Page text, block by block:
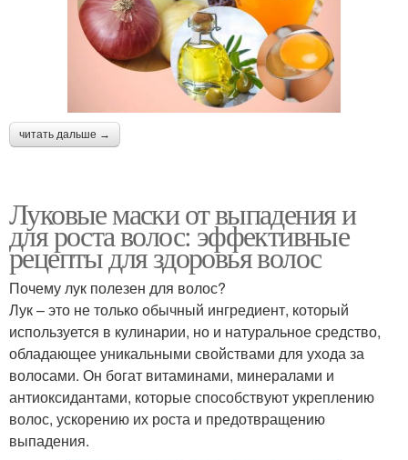
читать дальше →
Луковые маски от выпадения и
для роста волос: эффективные
рецепты для здоровья волос
Почему лук полезен для волос?
Лук – это не только обычный ингредиент, который
используется в кулинарии, но и натуральное средство,
обладающее уникальными свойствами для ухода за
волосами. Он богат витаминами, минералами и
антиоксидантами, которые способствуют укреплению
волос, ускорению их роста и предотвращению
выпадения.